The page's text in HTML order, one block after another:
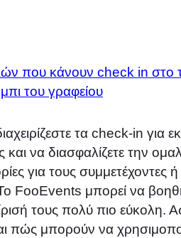
τα check-in για
και να διασφαλίζετε την
για τους
Το FooEvents μπορεί να
τους πολύ πιο εύκολη.
πώς μπορούν να